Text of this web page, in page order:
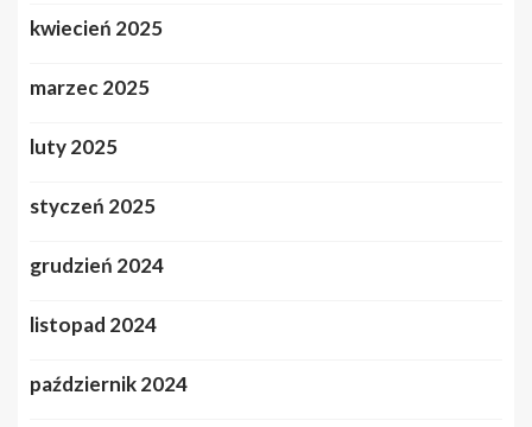
kwiecień 2025
marzec 2025
luty 2025
styczeń 2025
grudzień 2024
listopad 2024
październik 2024